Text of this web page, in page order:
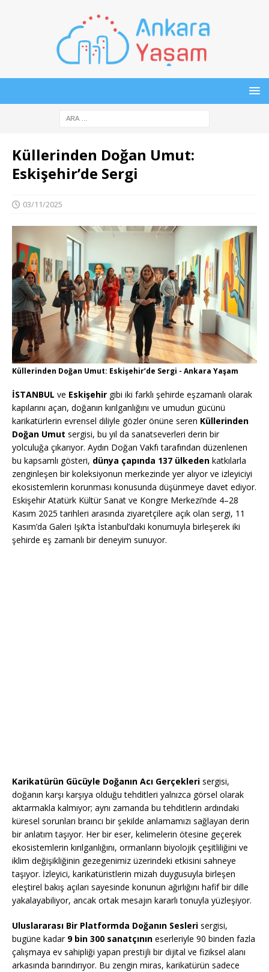
Küllerinden Doğan Umut:
Eskişehir’de Sergi
03/11/2025
Küllerinden Doğan Umut: Eskişehir’de Sergi - Ankara Yaşam
İSTANBUL ve Eskişehir gibi iki farklı şehirde eşzamanlı olarak
kapılarını açan, doğanın kırılganlığını ve umudun gücünü
karikatürlerin evrensel diliyle gözler önüne seren Küllerinden
Doğan Umut sergisi, bu yıl da sanatseverleri derin bir
yolculuğa çıkarıyor. Aydın Doğan Vakfı tarafından düzenlenen
bu kapsamlı gösteri, dünya çapında 137 ülkeden katkılarla
zenginleşen bir koleksiyonun merkezinde yer alıyor ve izleyiciyi
ekosistemlerin korunması konusunda düşünmeye davet ediyor.
Eskişehir Atatürk Kültür Sanat ve Kongre Merkezi’nde 4–28
Kasım 2025 tarihleri arasında ziyaretçilere açık olan sergi, 11
Kasım’da Galeri Işık’ta İstanbul’daki konumuyla birleşerek iki
şehirde eş zamanlı bir deneyim sunuyor.
Karikatürün Gücüyle Doğanın Acı Gerçekleri sergisi,
doğanın karşı karşıya olduğu tehditleri yalnızca görsel olarak
aktarmakla kalmıyor; aynı zamanda bu tehditlerin ardındaki
küresel sorunları braıncı bir şekilde anlamamızı sağlayan derin
bir anlatım taşıyor. Her bir eser, kelimelerin ötesine geçerek
ekosistemlerin kırılganlığını, ormanların biyolojik çeşitliliğini ve
iklim değişikliğinin gezegenimiz üzerindeki etkisini sahneye
taşıyor. İzleyici, karikatüristlerin mizah duygusuyla birleşen
eleştirel bakış açıları sayesinde konunun ağırlığını hafif bir dille
yakalayabiliyor, ancak ortak mesajın kararlı tonuyla yüzleşiyor.
Uluslararası Bir Platformda Doğanın Sesleri sergisi,
bugüne kadar 9 bin 300 sanatçının eserleriyle 90 binden fazla
çalışmaya ev sahipliği yapan prestijli bir dijital ve fiziksel alanı
arkasında barındırıyor. Bu zengin miras, karikatürün sadece